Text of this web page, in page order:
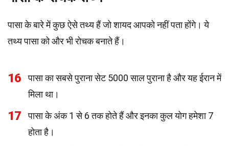
पासा के बारे में कुछ ऐसे तथ्य हैं जो शायद आपको नहीं पता होंगे। ये
तथ्य पासा को और भी रोचक बनाते हैं।
16
पासा का सबसे पुराना सेट 5000 साल पुराना है और यह ईरान में
मिला था।
17
पासा के अंक 1 से 6 तक होते हैं और इनका कुल योग हमेशा 7
होता है।